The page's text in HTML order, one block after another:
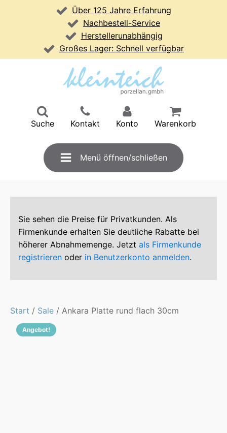
Über 125 Jahre Erfahrung
Nachbestell-Service
Herstellerunabhängig
Großes Lager: Schnell verfügbar
Suche Kontakt Konto Warenkorb
Menü öffnen/schließen
Sie sehen die Preise für Privatkunden. Als
Firmenkunde erhalten Sie deutliche Rabatte bei
höherer Abnahmemenge. Jetzt als Firmenkunde
registrieren oder in Benutzerkonto anmelden.
Start / Sale / Ankara Platte rund flach 30cm
Angebot!